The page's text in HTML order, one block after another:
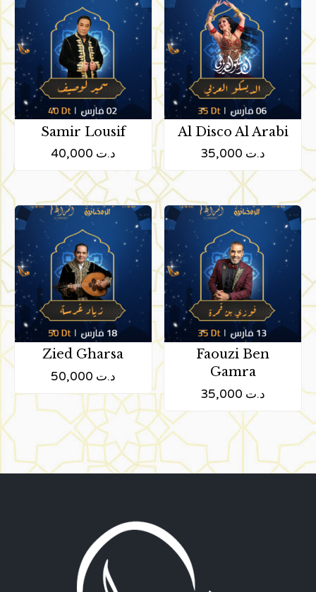
Samir Lousif
د.ت
Al Disco Al Arabi
د.ت
Zied Gharsa
د.ت
Faouzi Ben
Gamra
د.ت